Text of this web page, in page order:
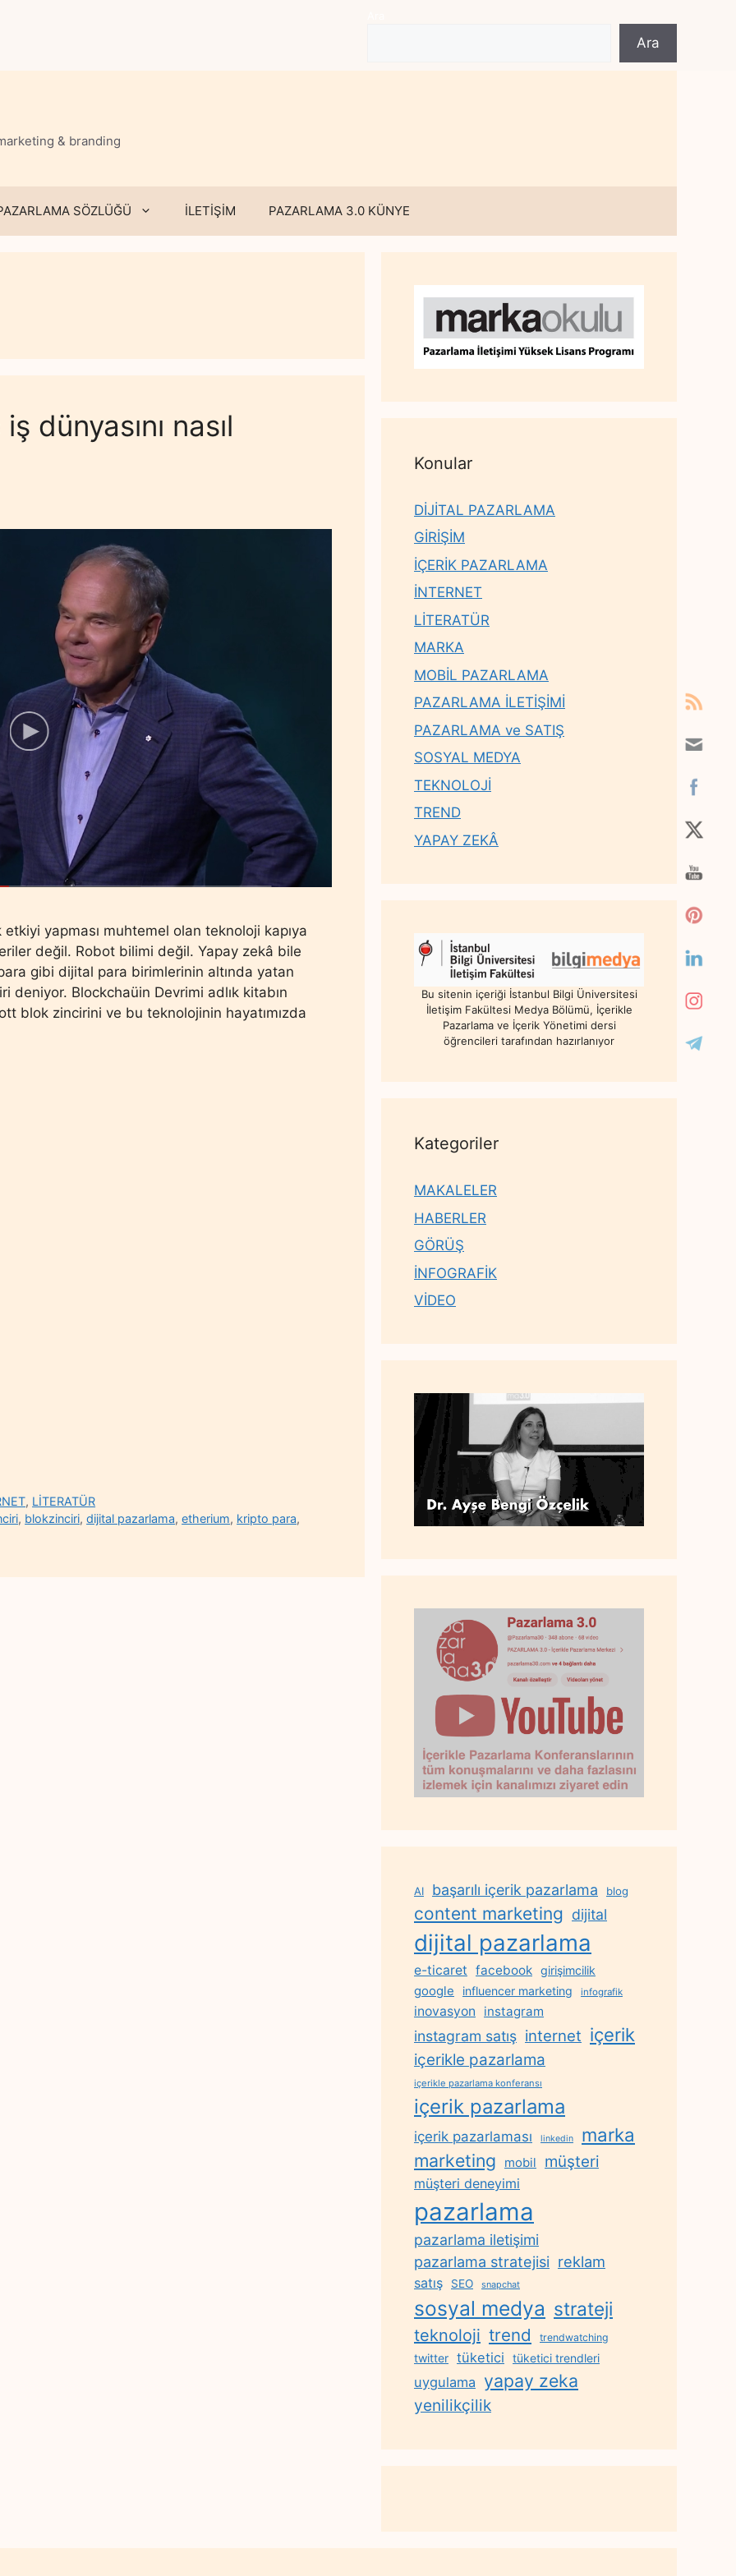
Ara
& branding
SÖZLÜĞÜ İLETİŞİM PAZARLAMA 3.0 KÜNYE
dünyasını nasıl
yapması muhtemel olan teknoloji kapıya
değil. Robot bilimi değil. Yapay zekâ bile
gibi dijital para birimlerinin altında yatan
deniyor. Blockchaüin Devrimi adlık kitabın
blok zincirini ve bu teknolojinin hayatımızda
, LİTERATÜR
, blokzinciri,dijital pazarlama,etherium, kripto para,
Konular
DİJİTAL PAZARLAMA
GİRİŞİM
İÇERİK PAZARLAMA
İNTERNET
LİTERATÜR
MARKA
MOBİL PAZARLAMA
PAZARLAMA İLETİŞİMİ
PAZARLAMA ve SATIŞ
SOSYAL MEDYA
TEKNOLOJİ
TREND
YAPAY ZEKÂ
Bu sitenin içeriği İstanbul Bilgi Üniversitesi
İletişim Fakültesi Medya Bölümü, İçerikle
Pazarlama ve İçerik Yönetimi dersi
öğrencileri tarafından hazırlanıyor
Kategoriler
MAKALELER
HABERLER
GÖRÜŞ
İNFOGRAFİK
VİDEO
AI başarılı içerik pazarlama blog
content marketing dijital
dijital pazarlama
e-ticaret facebook girişimcilik
google influencer marketing infografik
inovasyon instagram
instagram satış internet içerik
içerikle pazarlama
içerikle pazarlama konferansı
içerik pazarlama
içerik pazarlaması linkedin marka
marketing mobil müşteri
müşteri deneyimi
pazarlama
pazarlama iletişimi
pazarlama stratejisi reklam
satış SEO snapchat
sosyal medya strateji
teknoloji trend trendwatching
twitter tüketici tüketici trendleri
uygulama yapay zeka
yenilikçilik